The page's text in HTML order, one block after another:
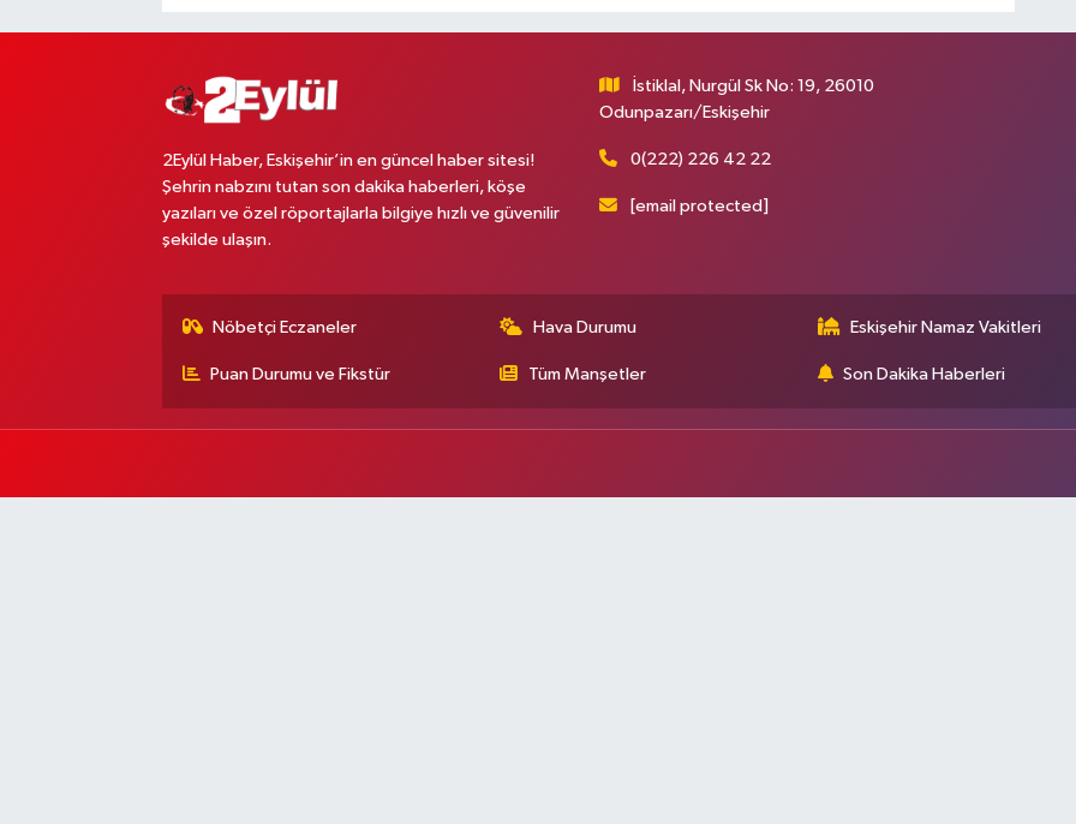
2Eylül Haber, Eskişehir’in en güncel haber sitesi!
Şehrin nabzını tutan son dakika haberleri, köşe
yazıları ve özel röportajlarla bilgiye hızlı ve güvenilir
şekilde ulaşın.
İstiklal, Nurgül Sk No: 19, 26010
Odunpazarı/Eskişehir
0(222) 226 42 22
[email protected]
Nöbetçi Eczaneler Hava Durumu Eskişehir Namaz Vakitleri
Puan Durumu ve Fikstür Tüm Manşetler Son Dakika Haberleri